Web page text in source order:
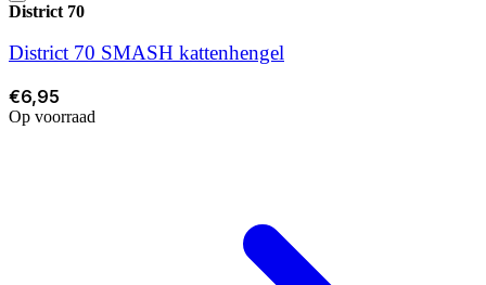
District 70
District 70 SMASH kattenhengel
€6,95
Op voorraad